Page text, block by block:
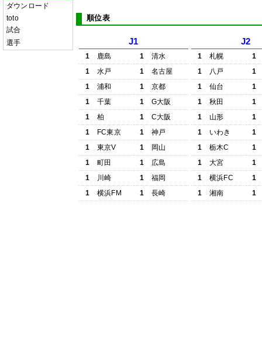
ダウンロード
toto
試合
選手
順位表
J1
1 鹿島 1
清水
1
水戸 1
名古屋
1
浦和 1
京都
1
千葉 1
G大阪
1
柏 1
C大阪
1
FC東京 1
神戸
1
東京V 1
岡山
1
町田 1
広島
1
川崎 1
福岡
1
横浜FM 1 長崎
J2
1 札幌
1
1
八戸
1
1
仙台
1
1
秋田
1
1
山形
1
1
いわき
1
1
栃木C
1
1
大宮
1
1
横浜FC
1
1
湘南 1